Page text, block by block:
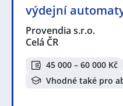
výdejní
Provendia s.r.o.
Celá ČR
45 000 – 60 000 Kč
Vhodné také pro